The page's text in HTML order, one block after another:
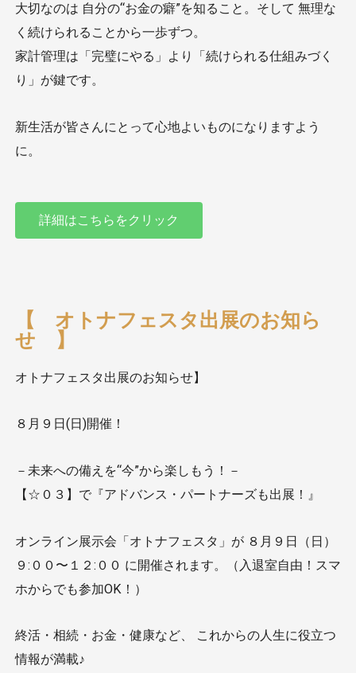
大切なのは 自分の“お金の癖”を知ること。そして 無理な
く続けられることから一歩ずつ。
家計管理は「完璧にやる」より「続けられる仕組みづく
り」が鍵です。
新生活が皆さんにとって心地よいものになりますよう
に。
詳細はこちらをクリック
【 オトナフェスタ出展のお知ら
せ 】
オトナフェスタ出展のお知らせ】
８月９日(日)開催！
－未来への備えを“今”から楽しもう！－
【☆０３】で『アドバンス・パートナーズも出展！』
オンライン展示会「オトナフェスタ」が ８月９日（日）
９:００〜１２:００ に開催されます。（入退室自由！スマ
ホからでも参加OK！）
終活・相続・お金・健康など、 これからの人生に役立つ
情報が満載♪